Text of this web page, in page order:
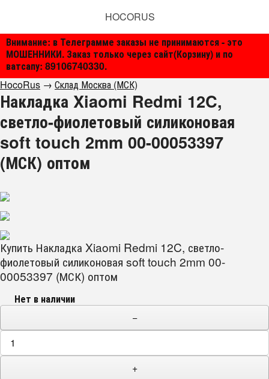
Внимание: в Телеграмме заказы не принимаются - это
МОШЕННИКИ. Заказ только через сайт(Корзину) и по
ватсапу: 89106740330.
HOCORUS
HocoRus → Склад Москва (МСК)
Накладка Xiaomi Redmi 12C,
светло-фиолетовый силиконовая
soft touch 2mm 00-00053397
(МСК) оптом
Купить Накладка Xiaomi Redmi 12C, светло-
фиолетовый силиконовая soft touch 2mm 00-
00053397 (МСК) оптом
Нет в наличии
−
+